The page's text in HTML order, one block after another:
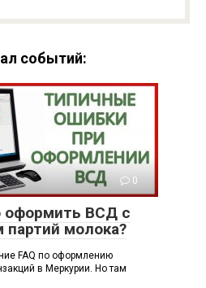
событий:
0
оформить ВСД с
молока?
FAQ по оформлению
в Меркурии. Но там